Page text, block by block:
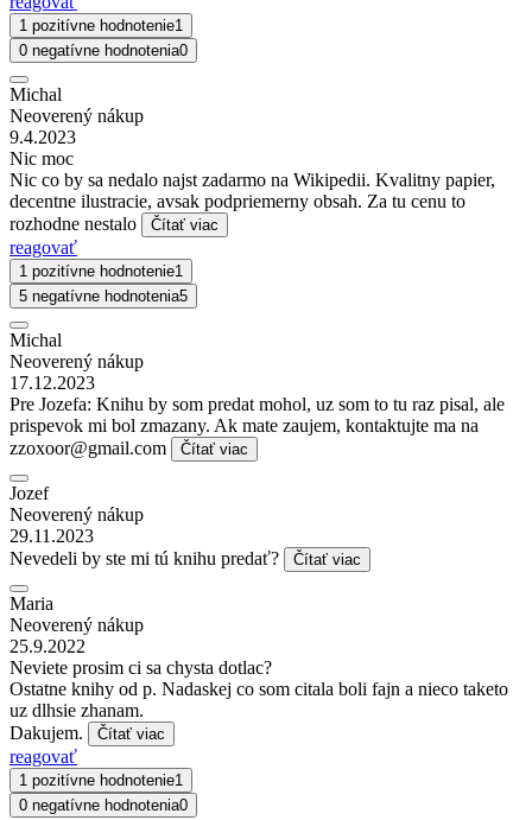
1 pozitívne hodnotenie1
0 negatívne hodnotenia0
Michal
Neoverený nákup
9.4.2023
Nic moc
Nic co by sa nedalo najst zadarmo na Wikipedii. Kvalitny papier,
decentne ilustracie, avsak podpriemerny obsah. Za tu cenu to
rozhodne nestalo
Čítať viac
reagovať
1 pozitívne hodnotenie1
5 negatívne hodnotenia5
Michal
Neoverený nákup
17.12.2023
Pre Jozefa: Knihu by som predat mohol, uz som to tu raz pisal, ale
prispevok mi bol zmazany. Ak mate zaujem, kontaktujte ma na
zzoxoor@gmail.com
Čítať viac
Jozef
Neoverený nákup
29.11.2023
Nevedeli by ste mi tú knihu predať?
Čítať viac
Maria
Neoverený nákup
25.9.2022
Neviete prosim ci sa chysta dotlac?
Ostatne knihy od p. Nadaskej co som citala boli fajn a nieco taketo
uz dlhsie zhanam.
Dakujem.
Čítať viac
reagovať
1 pozitívne hodnotenie1
0 negatívne hodnotenia0